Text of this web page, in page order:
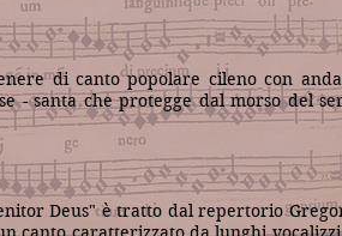
di canto popolare cileno con
- santa che protegge dal morso del
Deus" è tratto dal repertorio